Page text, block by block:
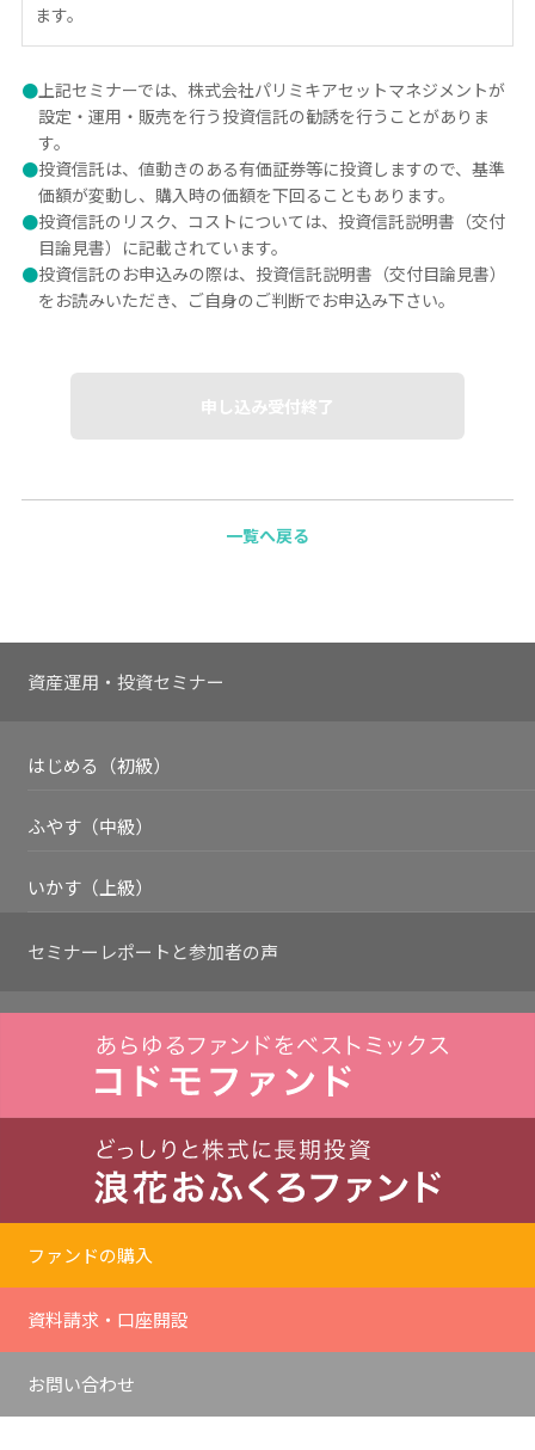
ます。
●上記セミナーでは、株式会社パリミキアセットマネジメントが
設定・運用・販売を行う投資信託の勧誘を行うことがありま
す。
●投資信託は、値動きのある有価証券等に投資しますので、基準
価額が変動し、購入時の価額を下回ることもあります。
●投資信託のリスク、コストについては、投資信託説明書（交付
目論見書）に記載されています。
●投資信託のお申込みの際は、投資信託説明書（交付目論見書）
をお読みいただき、ご自身のご判断でお申込み下さい。
申し込み受付終了
一覧へ戻る
資産運用・投資セミナー
はじめる（初級）
ふやす（中級）
いかす（上級）
セミナーレポートと参加者の声
ファンドの購入
資料請求・口座開設
お問い合わせ